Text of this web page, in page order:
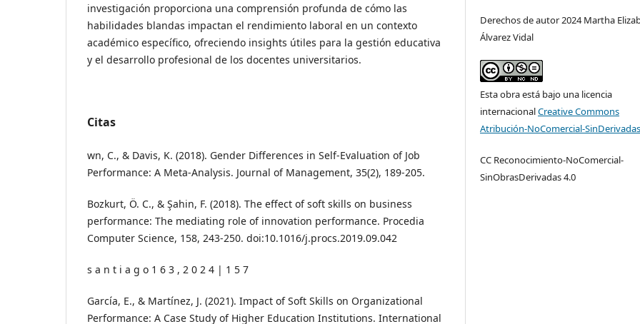
investigación proporciona una comprensión profunda de cómo las
habilidades blandas impactan el rendimiento laboral en un contexto
académico específico, ofreciendo insights útiles para la gestión educativa
y el desarrollo profesional de los docentes universitarios.
Citas
wn, C., & Davis, K. (2018). Gender Differences in Self-Evaluation of Job
Performance: A Meta-Analysis. Journal of Management, 35(2), 189-205.
Bozkurt, Ö. C., & Şahin, F. (2018). The effect of soft skills on business
performance: The mediating role of innovation performance. Procedia
Computer Science, 158, 243-250. doi:10.1016/j.procs.2019.09.042
s a n t i a g o 1 6 3 , 2 0 2 4 | 1 5 7
García, E., & Martínez, J. (2021). Impact of Soft Skills on Organizational
Performance: A Case Study of Higher Education Institutions. International
Derechos de autor 2024 Martha
Álvarez Vidal
Esta obra está bajo una licencia
internacionalCreative Commons
Atribución-NoComercial-
CC Reconocimiento-NoComercial-
SinObrasDerivadas 4.0